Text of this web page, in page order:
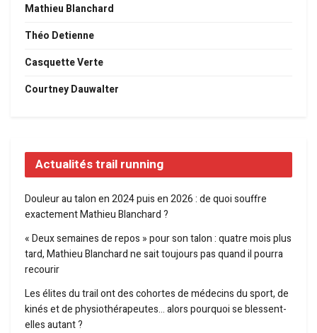
Mathieu Blanchard
Théo Detienne
Casquette Verte
Courtney Dauwalter
Actualités trail running
Douleur au talon en 2024 puis en 2026 : de quoi souffre
exactement Mathieu Blanchard ?
« Deux semaines de repos » pour son talon : quatre mois plus
tard, Mathieu Blanchard ne sait toujours pas quand il pourra
recourir
Les élites du trail ont des cohortes de médecins du sport, de
kinés et de physiothérapeutes… alors pourquoi se blessent-
elles autant ?